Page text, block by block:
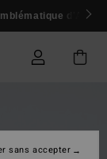
d'Andy
sans accepter